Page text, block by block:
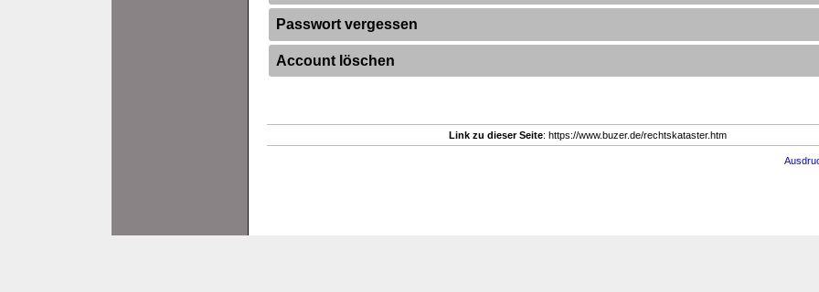
Passwort vergessen
Account löschen
Link zu dieser Seite: https://www.buzer.de/rechtskataster.htm